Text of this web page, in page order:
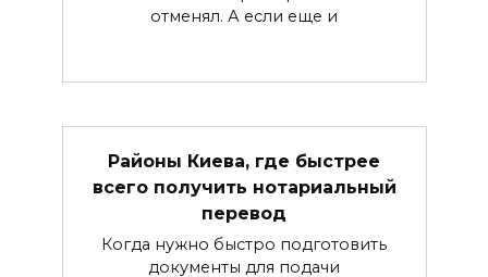
отменял. А если еще и
Районы Киева, где быстрее
всего получить нотариальный
перевод
Когда нужно быстро подготовить
документы для подачи